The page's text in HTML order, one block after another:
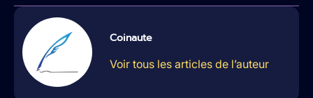
Coinaute
Voir tous les articles de l’auteur